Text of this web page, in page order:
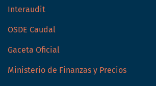
Interaudit
OSDE Caudal
Gaceta Oficial
Ministerio de Finanzas y Precios